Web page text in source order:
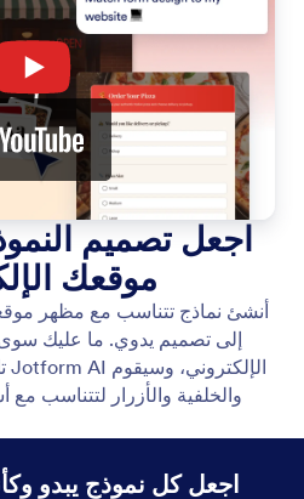
البحث في جميع الميزات
Jotform للذكاء الاصطناعي نماذج
فئات الميزات